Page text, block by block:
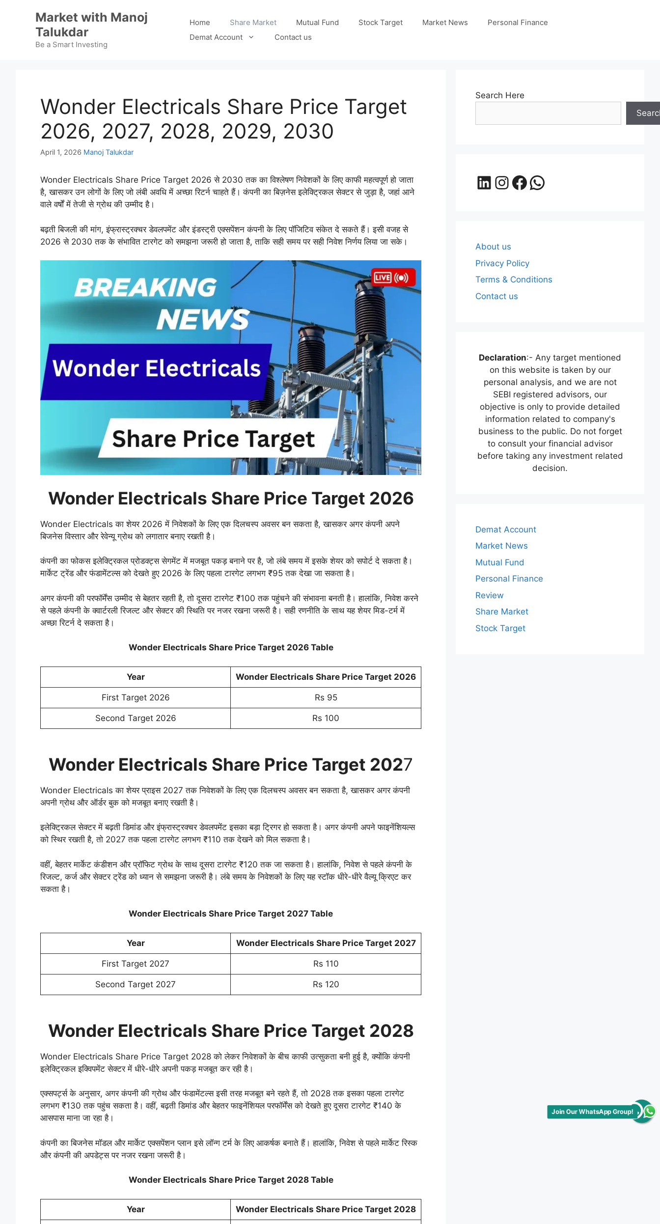
Market with Manoj
Talukdar
Be a Smart Investing
Home Share Market Mutual Fund Stock Target Market News
Personal Finance
Demat Account
Contact us
Wonder Electricals Share Price Target
2026, 2027, 2028, 2029, 2030
April 1, 2026 Manoj Talukdar
Wonder Electricals Share Price Target 2026 से 2030 तक का विश्लेषण निवेशकों के लिए काफी महत्वपूर्ण हो जाता
है, खासकर उन लोगों के लिए जो लंबी अवधि में अच्छा रिटर्न चाहते हैं। कंपनी का बिज़नेस इलेक्ट्रिकल सेक्टर से जुड़ा है, जहां आने
वाले वर्षों में तेजी से ग्रोथ की उम्मीद है।
बढ़ती बिजली की मांग, इंफ्रास्ट्रक्चर डेवलपमेंट और इंडस्ट्री एक्सपेंशन कंपनी के लिए पॉजिटिव संकेत दे सकते हैं। इसी वजह से
2026 से 2030 तक के संभावित टारगेट को समझना जरूरी हो जाता है, ताकि सही समय पर सही निवेश निर्णय लिया जा सके।
Wonder Electricals Share Price Target 2026
Wonder Electricals का शेयर 2026 में निवेशकों के लिए एक दिलचस्प अवसर बन सकता है, खासकर अगर कंपनी अपने
बिजनेस विस्तार और रेवेन्यू ग्रोथ को लगातार बनाए रखती है।
कंपनी का फोकस इलेक्ट्रिकल प्रोडक्ट्स सेगमेंट में मजबूत पकड़ बनाने पर है, जो लंबे समय में इसके शेयर को सपोर्ट दे सकता है।
मार्केट ट्रेंड और फंडामेंटल्स को देखते हुए 2026 के लिए पहला टारगेट लगभग ₹95 तक देखा जा सकता है।
अगर कंपनी की परफॉर्मेंस उम्मीद से बेहतर रहती है, तो दूसरा टारगेट ₹100 तक पहुंचने की संभावना बनती है। हालांकि, निवेश करने
से पहले कंपनी के क्वार्टरली रिजल्ट और सेक्टर की स्थिति पर नजर रखना जरूरी है। सही रणनीति के साथ यह शेयर मिड-टर्म में
अच्छा रिटर्न दे सकता है।
Wonder Electricals Share Price Target 2026 Table
Year Wonder Electricals Share Price Target 2026
First Target 2026 Rs 95
Second Target 2026 Rs 100
Wonder Electricals Share Price Target 2027
Wonder Electricals का शेयर प्राइस 2027 तक निवेशकों के लिए एक दिलचस्प अवसर बन सकता है, खासकर अगर कंपनी
अपनी ग्रोथ और ऑर्डर बुक को मजबूत बनाए रखती है।
इलेक्ट्रिकल सेक्टर में बढ़ती डिमांड और इंफ्रास्ट्रक्चर डेवलपमेंट इसका बड़ा ट्रिगर हो सकता है। अगर कंपनी अपने फाइनेंशियल्स
को स्थिर रखती है, तो 2027 तक पहला टारगेट लगभग ₹110 तक देखने को मिल सकता है।
वहीं, बेहतर मार्केट कंडीशन और प्रॉफिट ग्रोथ के साथ दूसरा टारगेट ₹120 तक जा सकता है। हालांकि, निवेश से पहले कंपनी के
रिजल्ट, कर्ज और सेक्टर ट्रेंड को ध्यान से समझना जरूरी है। लंबे समय के निवेशकों के लिए यह स्टॉक धीरे-धीरे वैल्यू क्रिएट कर
सकता है।
Wonder Electricals Share Price Target 2027 Table
Year Wonder Electricals Share Price Target 2027
First Target 2027 Rs 110
Second Target 2027 Rs 120
Wonder Electricals Share Price Target 2028
Wonder Electricals Share Price Target 2028 को लेकर निवेशकों के बीच काफी उत्सुकता बनी हुई है, क्योंकि कंपनी
इलेक्ट्रिकल इक्विपमेंट सेक्टर में धीरे-धीरे अपनी पकड़ मजबूत कर रही है।
एक्सपर्ट्स के अनुसार, अगर कंपनी की ग्रोथ और फंडामेंटल्स इसी तरह मजबूत बने रहते हैं, तो 2028 तक इसका पहला टारगेट
लगभग ₹130 तक पहुंच सकता है। वहीं, बढ़ती डिमांड और बेहतर फाइनेंशियल परफॉर्मेंस को देखते हुए दूसरा टारगेट ₹140 के
आसपास माना जा रहा है।
कंपनी का बिजनेस मॉडल और मार्केट एक्सपेंशन प्लान इसे लॉन्ग टर्म के लिए आकर्षक बनाते हैं। हालांकि, निवेश से पहले मार्केट रिस्क
और कंपनी की अपडेट्स पर नजर रखना जरूरी है।
Wonder Electricals Share Price Target 2028 Table
Year Wonder Electricals Share Price Target 2028
Search Here
LinkedIn
Instagram
Facebook
WhatsApp
About us
Privacy Policy
Terms & Conditions
Contact us
Declaration:- Any target mentioned
on this website is taken by our
personal analysis, and we are not
SEBI registered advisors, our
objective is only to provide detailed
information related to company's
business to the public. Do not forget
to consult your financial advisor
before taking any investment related
decision.
Demat Account
Market News
Mutual Fund
Personal Finance
Review
Share Market
Stock Target
Join Our WhatsApp Group!